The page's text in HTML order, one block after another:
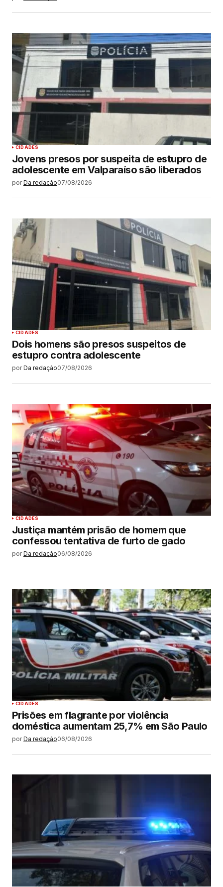
CIDADES
Jovens presos por suspeita de estupro de
adolescente em Valparaíso são liberados
por Da redação07/08/2026
CIDADES
Dois homens são presos suspeitos de
estupro contra adolescente
por Da redação07/08/2026
CIDADES
Justiça mantém prisão de homem que
confessou tentativa de furto de gado
por Da redação06/08/2026
CIDADES
Prisões em flagrante por violência
doméstica aumentam 25,7% em São Paulo
por Da redação06/08/2026